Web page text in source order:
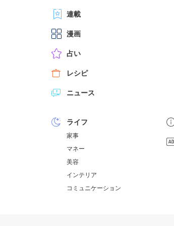
連載
漫画
占い
レシピ
ニュース
ライフ
家事
マネー
美容
インテリア
コミュニケーション